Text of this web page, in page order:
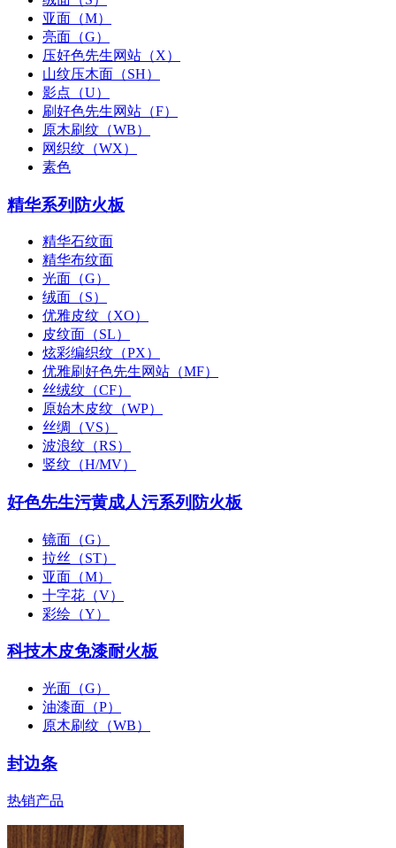
亚面（M）
亮面（G）
压好色先生网站（X）
山纹压木面（SH）
影点（U）
刷好色先生网站（F）
原木刷纹（WB）
网织纹（WX）
素色
精华系列防火板
精华石纹面
精华布纹面
光面（G）
绒面（S）
优雅皮纹（XO）
皮纹面（SL）
炫彩编织纹（PX）
优雅刷好色先生网站（MF）
丝绒纹（CF）
原始木皮纹（WP）
丝绸（VS）
波浪纹（RS）
竖纹（H/MV）
好色先生污黄成人污系列防火板
镜面（G）
拉丝（ST）
亚面（M）
十字花（V）
彩绘（Y）
科技木皮免漆耐火板
光面（G）
油漆面（P）
原木刷纹（WB）
封边条
热销产品